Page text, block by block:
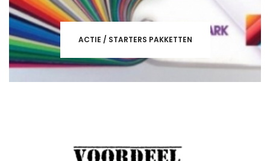
ACTIE / STARTERS PAKKETTEN